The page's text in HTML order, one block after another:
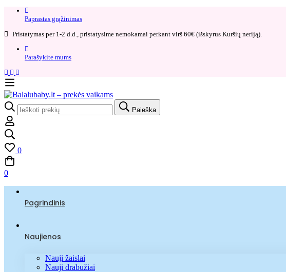
Paprastas grąžinimas​
Pristatymas per 1-2 d.d., pristatysime nemokamai perkant virš 60€ (išskyrus Kuršių neriją).
Parašykite mums
Search
for:
Paieška
0
0
Pagrindinis
Naujienos
Nauji žaislai
Nauji drabužiai